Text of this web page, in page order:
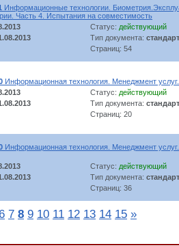
Информационные технологии.
Часть 4. Испытания на совместимость
Статус: действующий
Тип документа: стандарт
Страниц: 54
Информационная технология. Менеджмент
Статус: действующий
Тип документа: стандарт
Страниц: 20
Информационная технология. Менеджмент
Статус: действующий
Тип документа: стандарт
Страниц: 36
7 8 9 10 11 12 13 14 15 »